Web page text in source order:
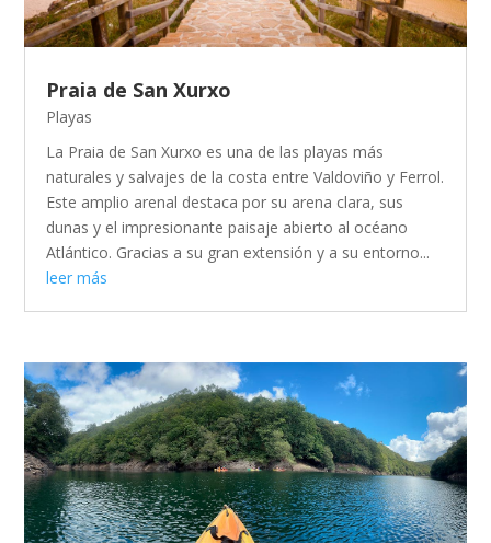
Praia de San Xurxo
Playas
La Praia de San Xurxo es una de las playas más
naturales y salvajes de la costa entre Valdoviño y Ferrol.
Este amplio arenal destaca por su arena clara, sus
dunas y el impresionante paisaje abierto al océano
Atlántico. Gracias a su gran extensión y a su entorno...
leer más